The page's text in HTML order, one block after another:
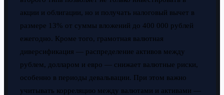
акции и облигации, но и получать налоговый вычет в
размере 13% от суммы вложений до 400 000 рублей
ежегодно. Кроме того, грамотная валютная
диверсификация — распределение активов между
рублем, долларом и евро — снижает валютные риски,
особенно в периоды девальвации. При этом важно
учитывать корреляцию между валютами и активами —